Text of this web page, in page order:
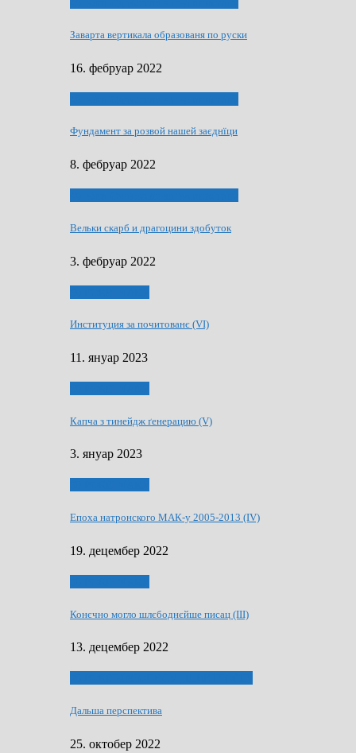
Заварта вертикала образованя по руски
16. фебруар 2022
Фундамент за розвой нашей заєднїци
8. фебруар 2022
Вельки скарб и драгоцини здобуток
3. фебруар 2022
Институция за почитованє (VI)
11. януар 2023
Капча з тинейдж ґенерацию (V)
3. януар 2023
Епоха натронского МАК-у 2005-2013 (IV)
19. децембер 2022
Конєчно могло шлєбоднєйше писац (III)
13. децембер 2022
Дальша перспектива
25. октобер 2022